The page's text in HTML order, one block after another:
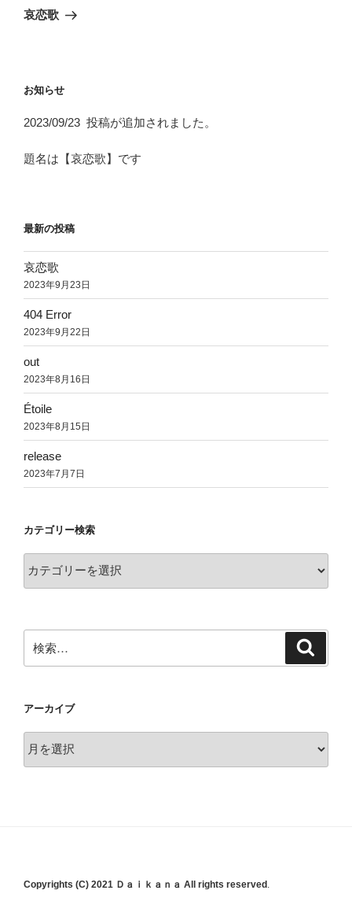
ゲ
ン
の
哀恋歌
お知らせ
2023/09/23 投稿が追加されました。
題名は【哀恋歌】です
最新の投稿
哀恋歌
2023年9月23日
404 Error
2023年9月22日
out
2023年8月16日
Étoile
2023年8月15日
release
2023年7月7日
カテゴリー検索
テ
検
索:
アーカイブ
ー
Copyrights (C) 2021 Ｄａｉｋａｎａ All rights reserved.